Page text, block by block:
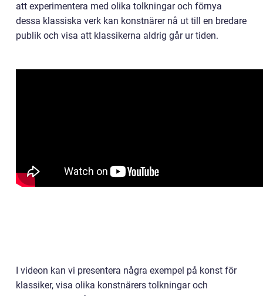
att experimentera med olika tolkningar och förnya
dessa klassiska verk kan konstnärer nå ut till en bredare
publik och visa att klassikerna aldrig går ur tiden.
I videon kan vi presentera några exempel på konst för
klassiker, visa olika konstnärers tolkningar och